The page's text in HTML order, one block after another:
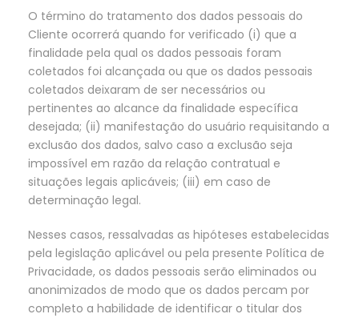
O término do tratamento dos dados pessoais do
Cliente ocorrerá quando for verificado (i) que a
finalidade pela qual os dados pessoais foram
coletados foi alcançada ou que os dados pessoais
coletados deixaram de ser necessários ou
pertinentes ao alcance da finalidade específica
desejada; (ii) manifestação do usuário requisitando a
exclusão dos dados, salvo caso a exclusão seja
impossível em razão da relação contratual e
situações legais aplicáveis; (iii) em caso de
determinação legal.
Nesses casos, ressalvadas as hipóteses estabelecidas
pela legislação aplicável ou pela presente Política de
Privacidade, os dados pessoais serão eliminados ou
anonimizados de modo que os dados percam por
completo a habilidade de identificar o titular dos